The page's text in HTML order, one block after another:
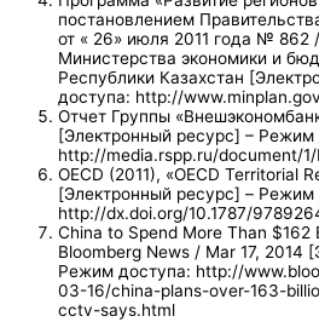
постановлением
от « 26» июля 2011 года № 862
Министерства экономики и
Республики Казахстан
доступа: http://
Отчет Группы
[Электронный ресурс] – Режим
http://media.rspp.ru/document/
OECD (2011), «OECD Territorial
[Электронный ресурс] – Режим
http://dx.doi.org/10.1787/
China to Spend More Than
Bloomberg News / Mar 17, 2014
Режим доступа: http://
03-16/china-plans-over-163-
cctv-says.html